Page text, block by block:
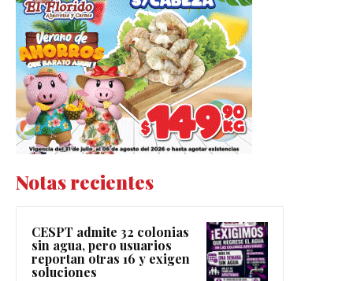
Notas recientes
CESPT admite 32 colonias
sin agua, pero usuarios
reportan otras 16 y exigen
soluciones